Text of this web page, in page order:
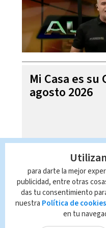
Mi Casa es su
agosto 2026
para darte la mejor
publicidad, entre otras
das tu consentimiento
nuestra Política de cookies
en tu